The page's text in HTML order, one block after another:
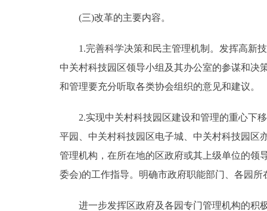
(三)改革的主要内容。
1.完善科学决策和民主管理机制。发挥高新技
中关村科技园区领导小组及其办公室的参谋和决
和管理要充分听取各类协会组织的意见和建议。
2.实现中关村科技园区建设和管理的重心下移
平园、中关村科技园区电子城、中关村科技园区
管理机构，在所在地的区政府或其上级单位的领
委会)的工作指导。明确市政府职能部门、各园
进一步发挥区政府及各园专门管理机构的积极